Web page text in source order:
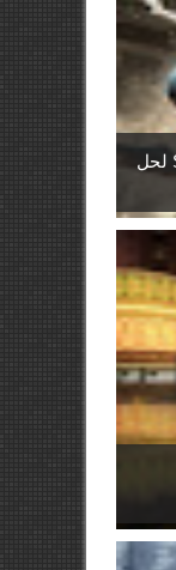
تحديث جديد للعبة Spider Man Miles Morales لحل